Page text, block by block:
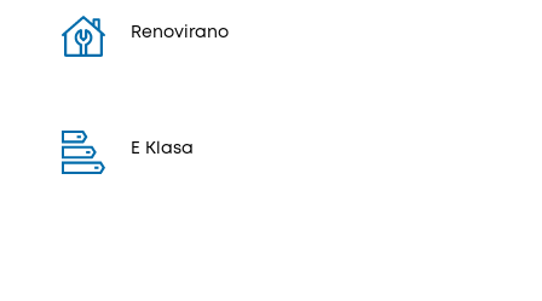
Renovirano
E Klasa